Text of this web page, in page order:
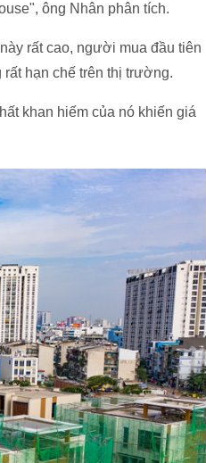
ông Nhân phân tích.
rất cao, người mua đầu tiên
hạn chế trên thị trường.
khan hiếm của nó khiến giá